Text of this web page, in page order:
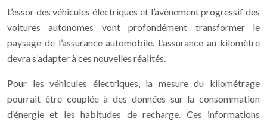
L’essor des véhicules électriques et l’avènement progressif des
voitures autonomes vont profondément transformer le
paysage de l’assurance automobile. L’assurance au kilomètre
devra s’adapter à ces nouvelles réalités.
Pour les véhicules électriques, la mesure du kilométrage
pourrait être couplée à des données sur la consommation
d’énergie et les habitudes de recharge. Ces informations